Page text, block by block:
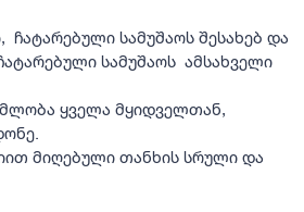
სამუშაოს შესახებ და
სამუშაოს ამსახველი
ყველა მყიდველთან,
მიღებული თანხის სრული და